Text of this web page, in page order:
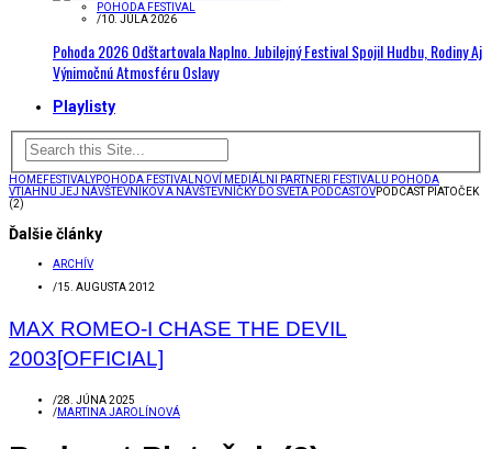
POHODA FESTIVAL
/10. JÚLA 2026
Pohoda 2026 Odštartovala Naplno. Jubilejný Festival Spojil Hudbu, Rodiny Aj
Výnimočnú Atmosféru Oslavy
Playlisty
HOMEFESTIVALYPOHODA FESTIVAL
NOVÍ MEDIÁLNI PARTNERI FESTIVALU POHODA
VTIAHNU JEJ NÁVŠTEVNÍKOV A NÁVŠTEVNÍČKY DO SVETA PODCASTOVPODCAST PIATOČEK
(2)
Ďalšie články
ARCHÍV
/15. AUGUSTA 2012
MAX ROMEO-I CHASE THE DEVIL
2003[OFFICIAL]
/28. JÚNA 2025
/MARTINA JAROLÍNOVÁ